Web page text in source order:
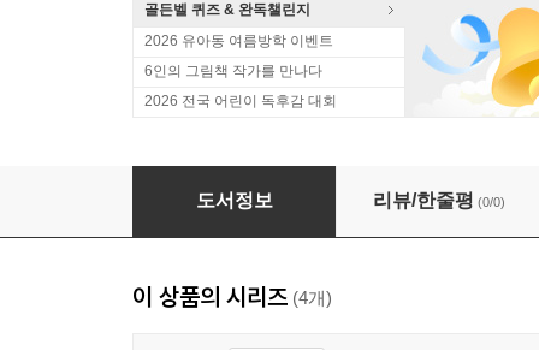
골든벨 퀴즈 & 완독챌린지
2026 유아동 여름방학 이벤트
6인의 그림책 작가를 만나다
2026 전국 어린이 독후감 대회
일렉트론 영웅전 1
도서정보 리뷰/한줄평 (0/0)
이 상품의 시리즈 (4개)